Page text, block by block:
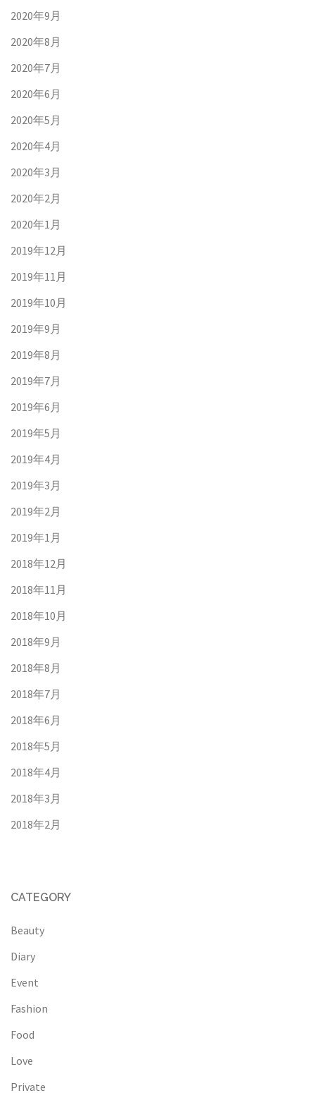
2020年9月
2020年8月
2020年7月
2020年6月
2020年5月
2020年4月
2020年3月
2020年2月
2020年1月
2019年12月
2019年11月
2019年10月
2019年9月
2019年8月
2019年7月
2019年6月
2019年5月
2019年4月
2019年3月
2019年2月
2019年1月
2018年12月
2018年11月
2018年10月
2018年9月
2018年8月
2018年7月
2018年6月
2018年5月
2018年4月
2018年3月
2018年2月
CATEGORY
Beauty
Diary
Event
Fashion
Food
Love
Private